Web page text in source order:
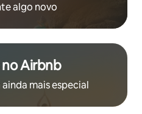
algo novo
no Airbnb
mais especial